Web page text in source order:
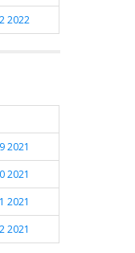
2022
2021
2021
2021
2021